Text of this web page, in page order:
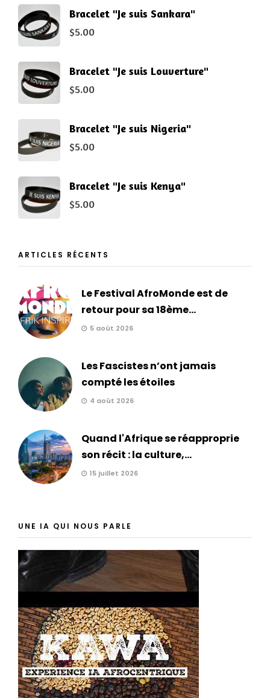
Bracelet "Je suis Sankara"
$5.00
Bracelet "Je suis Louverture"
$5.00
Bracelet "Je suis Nigeria"
$5.00
Bracelet "Je suis Kenya"
$5.00
ARTICLES RÉCENTS
Le Festival AfroMonde est de
retour pour sa 18ème...
5 août 2026
Les Fascistes n’ont jamais
compté les étoiles
4 août 2026
Quand l'Afrique se réapproprie
son récit : la culture,...
15 juillet 2026
UNE IA QUI NOUS PARLE